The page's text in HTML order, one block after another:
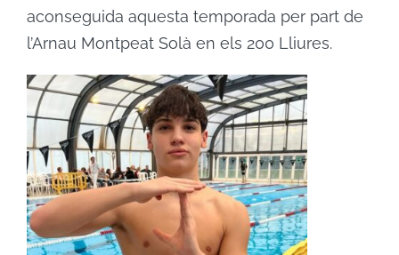
aconseguida aquesta temporada per part de
l’Arnau Montpeat Solà en els 200 Lliures.